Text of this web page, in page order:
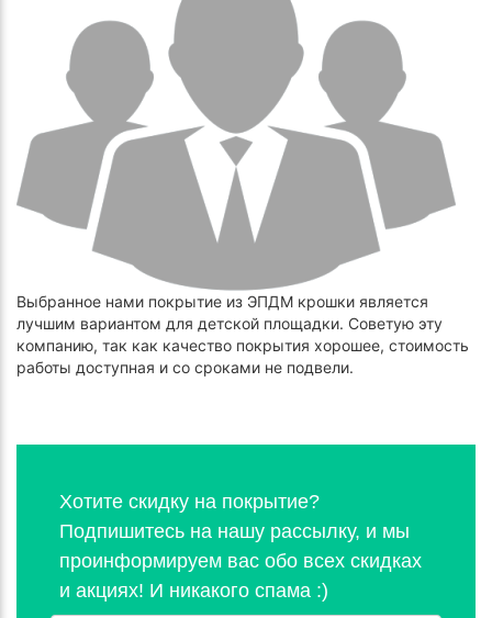
Выбранное нами покрытие из ЭПДМ крошки является
лучшим вариантом для детской площадки. Советую эту
компанию, так как качество покрытия хорошее, стоимость
работы доступная и со сроками не подвели.
Хотите скидку на покрытие?
Подпишитесь на нашу рассылку, и мы
проинформируем вас обо всех скидках
и акциях! И никакого спама :)